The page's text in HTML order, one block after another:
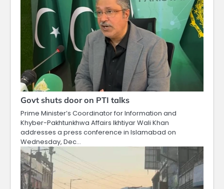
Govt shuts door on PTI talks
Prime Minister’s Coordinator for Information and
Khyber-Pakhtunkhwa Affairs Ikhtiyar Wali Khan
addresses a press conference in Islamabad on
Wednesday, Dec…